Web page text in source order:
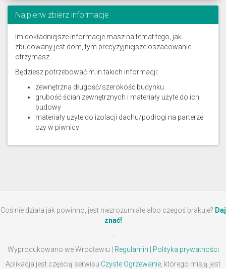
Najpierw zbierz informacje
Im dokładniejsze informacje masz na temat tego, jak
zbudowany jest dom, tym precyzyjniejsze oszacowanie
otrzymasz.
Będziesz potrzebować m.in takich informacji:
zewnętrzna długość/szerokość budynku
grubość ścian zewnętrznych i materiały użyte do ich
budowy
materiały użyte do izolacji dachu/podłogi na parterze
czy w piwnicy
Coś nie działa jak powinno, jest niezrozumiałe albo czegoś brakuje? Daj
znać!
---
Wyprodukowano we Wrocławiu | Regulamin
Polityka prywatności
Aplikacja jest częścią serwisu Czyste Ogrzewanie , którego misją jest